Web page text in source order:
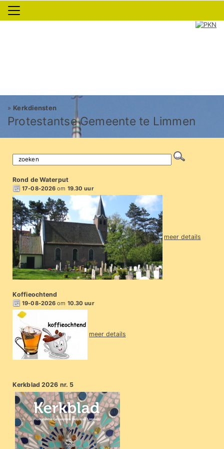
» Kerkdiensten
Protestantse Gemeente te Limmen
Rond de Waterput
17-08-2026 om 19.30 uur
meer details
Koffieochtend
19-08-2026 om 10.30 uur
meer details
Kerkblad 2026 nr. 5